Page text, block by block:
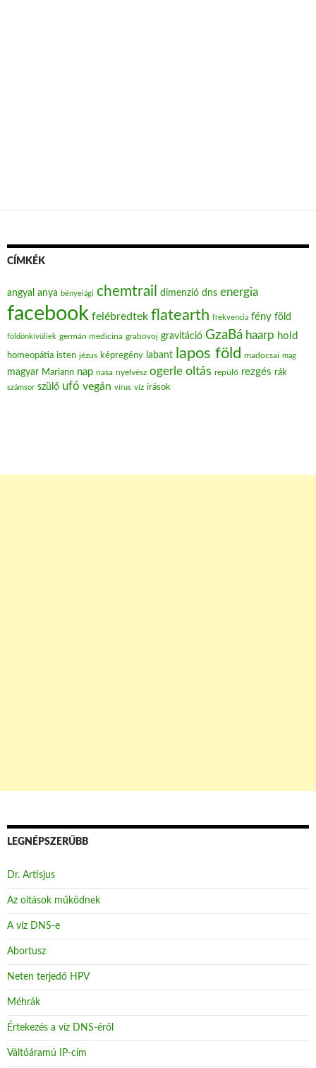
CÍMKÉK
angyal anya bényeiági chemtrail dimenzió dns energia
facebook felébredtek flatearth frekvencia fény föld
földönkívüliek germán medicina grabovoj gravitáció GzaBá haarp hold
homeopátia isten jézus képregény labant lapos föld madocsai mag
magyar Mariann nap nasa nyelvész ogerle oltás repülő rezgés rák
számsor szülő ufó vegán vírus víz írások
LEGNÉPSZERŰBB
Dr. Artisjus
Az oltások működnek
A víz DNS-e
Abortusz
Neten terjedő HPV
Méhrák
Értekezés a víz DNS-éről
Váltóáramú IP-cím